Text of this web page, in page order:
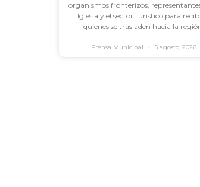
organismos fronterizos,
Iglesia y el sector turístico para
quienes se trasladen hacia la
Prensa Municipal 5 agosto, 2026